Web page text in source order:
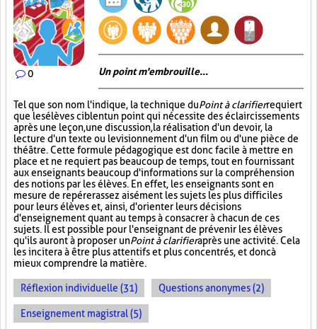
0 Un point m'embrouille...
Tel que son nom l'indique, la technique duPoint à clarifierrequiert
que les élèves ciblent un point qui nécessite des éclaircissements
après une leçon, une discussion, la réalisation d'un devoir, la
lecture d'un texte ou le visionnement d'un film ou d'une pièce de
théâtre. Cette formule pédagogique est donc facile à mettre en
place et ne requiert pas beaucoup de temps, tout en fournissant
aux enseignants beaucoup d'informations sur la compréhension
des notions par les élèves. En effet, les enseignants sont en
mesure de repérer assez aisément les sujets les plus difficiles
pour leurs élèves et, ainsi, d'orienter leurs décisions
d'enseignement quant au temps à consacrer à chacun de ces
sujets. Il est possible pour l'enseignant de prévenir les élèves
qu'ils auront à proposer unPoint à clarifieraprès une activité. Cela
les incitera à être plus attentifs et plus concentrés, et donc à
mieux comprendre la matière.
Réflexion individuelle (31) Questions anonymes (2)
Enseignement magistral (5)